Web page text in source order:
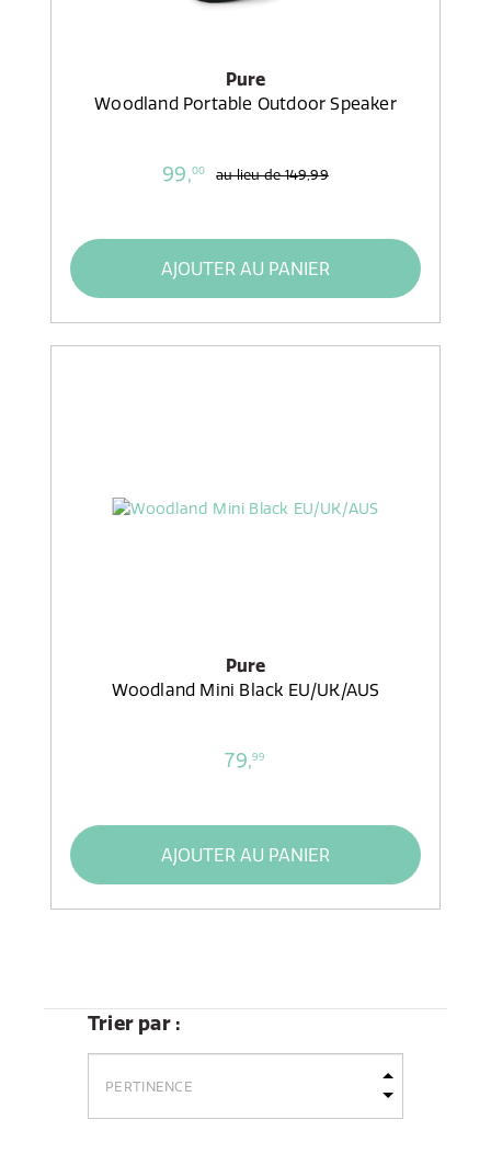
Pure
Woodland Portable Outdoor Speaker
99,00 au lieu de149,99
AJOUTER AU PANIER
Pure
Woodland Mini Black EU/UK/AUS
79,99
AJOUTER AU PANIER
Trier par :